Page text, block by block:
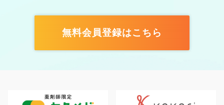
無料会員登録はこちら